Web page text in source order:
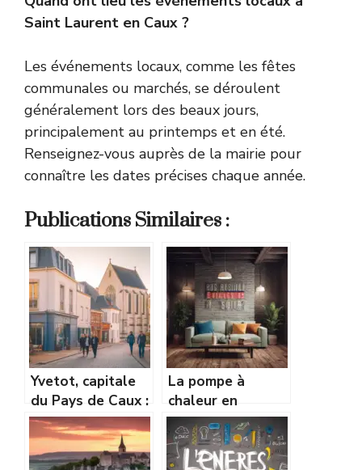
Saint Laurent en Caux ?
Les événements locaux, comme les fêtes
communales ou marchés, se déroulent
généralement lors des beaux jours,
principalement au printemps et en été.
Renseignez-vous auprès de la mairie pour
connaître les dates précises chaque année.
Publications Similaires :
Yvetot, capitale
du Pays de Caux :
renouveau et
dynamisme du
centre-ville
La pompe à
chaleur en
rénovation :
adaptée aux
vieilles maisons ?